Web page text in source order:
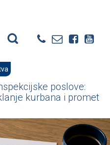
poslove:
kurbana i promet